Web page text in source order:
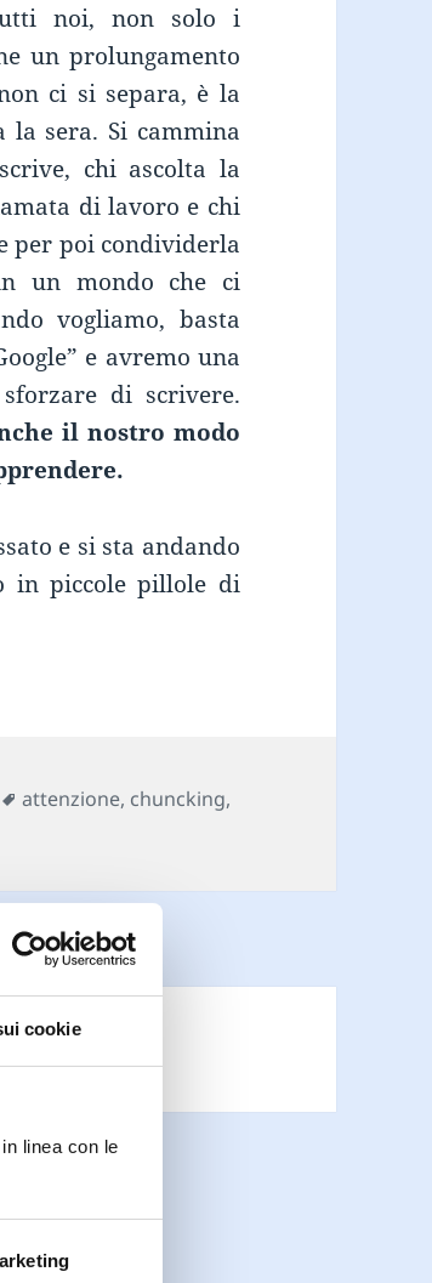
cookie
linea con le
noi, non solo i
un prolungamento
ci si separa, è la
sera. Si cammina
chi ascolta la
di lavoro e chi
per poi condividerla
un mondo che ci
vogliamo, basta
e avremo una
di scrivere.
il nostro modo
e si sta andando
in piccole pillole di
apprendi dove e quando vuoi
Tag
attenzione, chuncking,